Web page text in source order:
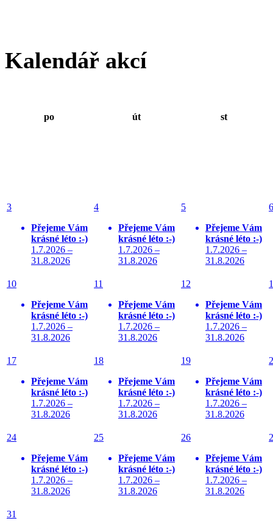
Kalendář akcí
po út st
3
Přejeme Vám
krásné léto :-)
1.7.2026 –
31.8.2026
4
Přejeme Vám
krásné léto :-)
1.7.2026 –
31.8.2026
5
Přejeme Vám
krásné léto :-)
1.7.2026 –
31.8.2026
6
10
Přejeme Vám
krásné léto :-)
1.7.2026 –
31.8.2026
11
Přejeme Vám
krásné léto :-)
1.7.2026 –
31.8.2026
12
Přejeme Vám
krásné léto :-)
1.7.2026 –
31.8.2026
17
Přejeme Vám
krásné léto :-)
1.7.2026 –
31.8.2026
18
Přejeme Vám
krásné léto :-)
1.7.2026 –
31.8.2026
19
Přejeme Vám
krásné léto :-)
1.7.2026 –
31.8.2026
24
Přejeme Vám
krásné léto :-)
1.7.2026 –
31.8.2026
25
Přejeme Vám
krásné léto :-)
1.7.2026 –
31.8.2026
26
Přejeme Vám
krásné léto :-)
1.7.2026 –
31.8.2026
31